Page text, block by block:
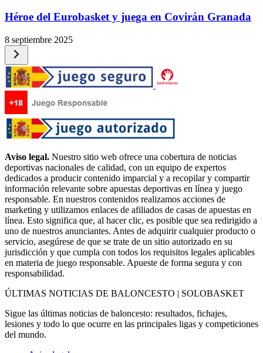
Héroe del Eurobasket y juega en Covirán Granada
8 septiembre 2025
Aviso legal. Nuestro sitio web ofrece una cobertura de noticias
deportivas nacionales de calidad, con un equipo de expertos
dedicados a producir contenido imparcial y a recopilar y compartir
información relevante sobre apuestas deportivas en línea y juego
responsable. En nuestros contenidos realizamos acciones de
marketing y utilizamos enlaces de afiliados de casas de apuestas en
línea. Esto significa que, al hacer clic, es posible que sea redirigido a
uno de nuestros anunciantes. Antes de adquirir cualquier producto o
servicio, asegúrese de que se trate de un sitio autorizado en su
jurisdicción y que cumpla con todos los requisitos legales aplicables
en materia de juego responsable. Apueste de forma segura y con
responsabilidad.
ÚLTIMAS NOTICIAS DE BALONCESTO | SOLOBASKET
Sigue las últimas noticias de baloncesto: resultados, fichajes,
lesiones y todo lo que ocurre en las principales ligas y competiciones
del mundo.